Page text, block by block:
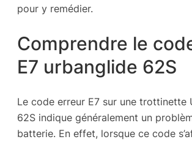
pour y remédier.
Comprendre le
E7 urbanglide 62S
Le code erreur E7 sur une trottinette
62S indique généralement un
batterie. En effet, lorsque ce code